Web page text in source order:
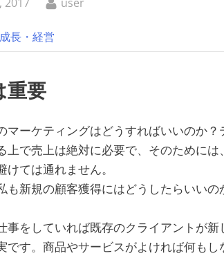
2017 user
長・経営
重要
マーケティングはどうすればいいのか
上で売上は絶対に必要で、そのために
けては通れません。
も新規の顧客獲得にはどうしたらいい
事をしていれば既存のクライアントが
です。商品やサービスがよければ何も